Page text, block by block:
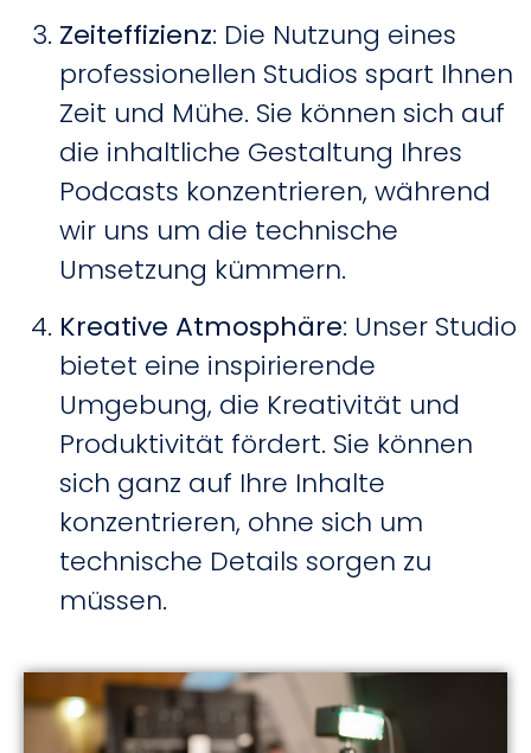
Zeiteffizienz: Die Nutzung eines
professionellen Studios spart Ihnen
Zeit und Mühe. Sie können sich auf
die inhaltliche Gestaltung Ihres
Podcasts konzentrieren, während
wir uns um die technische
Umsetzung kümmern.
Kreative Atmosphäre: Unser Studio
bietet eine inspirierende
Umgebung, die Kreativität und
Produktivität fördert. Sie können
sich ganz auf Ihre Inhalte
konzentrieren, ohne sich um
technische Details sorgen zu
müssen.